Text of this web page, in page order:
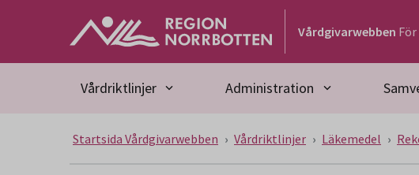
Gå till huvudmeny
Gå till övergripande innehåll
Vårdgivarwebben
Vårdriktlinjer Administration
Startsida Vårdgivarwebben Vårdriktlinjer Läkemedel